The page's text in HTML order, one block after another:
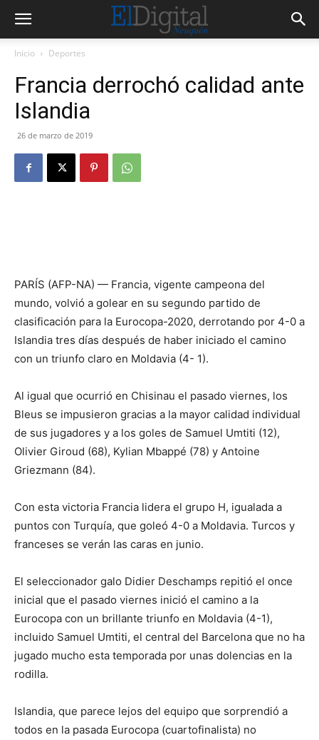
Inicio Deportes
Francia derrochó calidad ante
Islandia
26 de marzo de 2019
PARÍS (AFP-NA) — Francia, vigente campeona del
mundo, volvió a golear en su segundo partido de
clasificación para la Eurocopa-2020, derrotando por 4-0 a
Islandia tres días después de haber iniciado el camino
con un triunfo claro en Moldavia (4- 1).
Al igual que ocurrió en Chisinau el pasado viernes, los
Bleus se impusieron gracias a la mayor calidad individual
de sus jugadores y a los goles de Samuel Umtiti (12),
Olivier Giroud (68), Kylian Mbappé (78) y Antoine
Griezmann (84).
Con esta victoria Francia lidera el grupo H, igualada a
puntos con Turquía, que goleó 4-0 a Moldavia. Turcos y
franceses se verán las caras en junio.
El seleccionador galo Didier Deschamps repitió el once
inicial que el pasado viernes inició el camino a la
Eurocopa con un brillante triunfo en Moldavia (4-1),
incluido Samuel Umtiti, el central del Barcelona que no ha
jugado mucho esta temporada por unas dolencias en la
rodilla.
Islandia, que parece lejos del equipo que sorprendió a
todos en la pasada Eurocopa (cuartofinalista) no